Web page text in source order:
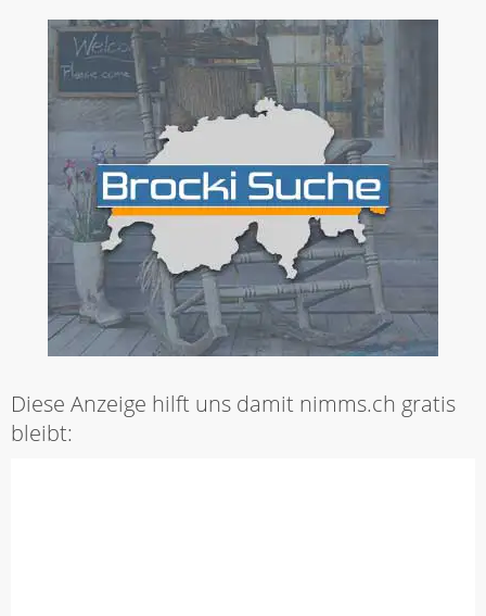
Diese Anzeige hilft uns damit nimms.ch gratis
bleibt: